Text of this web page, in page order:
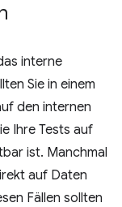
interne
Sie in einem
den internen
Ihre Tests auf
ist. Manchmal
auf Daten
Fällen sollten